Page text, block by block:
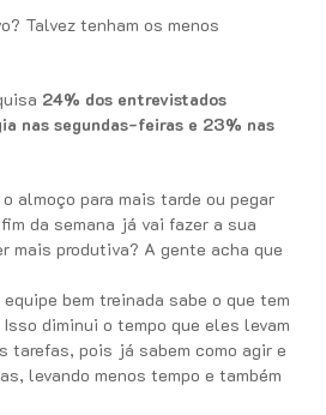
Talvez tenham os menos
24% dos entrevistados
nas segundas-feiras e 23% nas
almoço para mais tarde ou pegar
da semana já vai fazer a sua
mais produtiva? A gente acha que
equipe bem treinada sabe o que tem
diminui o tempo que eles levam
tarefas, pois já sabem como agir e
levando menos tempo e também